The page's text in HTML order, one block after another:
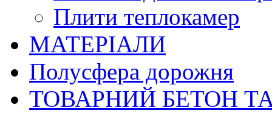
Плити теплокамер
МАТЕРІАЛИ
Полусфера дорожня
ТОВАРНИЙ БЕТОН